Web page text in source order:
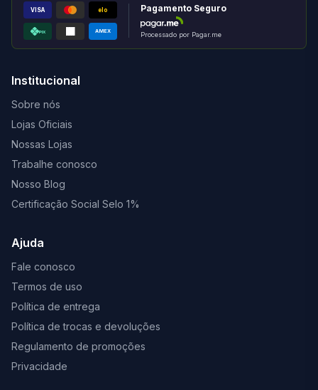
VISA elo
PIX AMEX
Pagamento Seguro
Processado por Pagar.me
Institucional
Sobre nós
Lojas Oficiais
Nossas Lojas
Trabalhe conosco
Nosso Blog
Certificação Social Selo 1%
Ajuda
Fale conosco
Termos de uso
Política de entrega
Política de trocas e devoluções
Regulamento de promoções
Privacidade